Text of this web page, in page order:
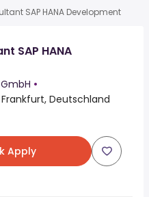
SAP HANA Development
SAP HANA
•
Deutschland
Apply